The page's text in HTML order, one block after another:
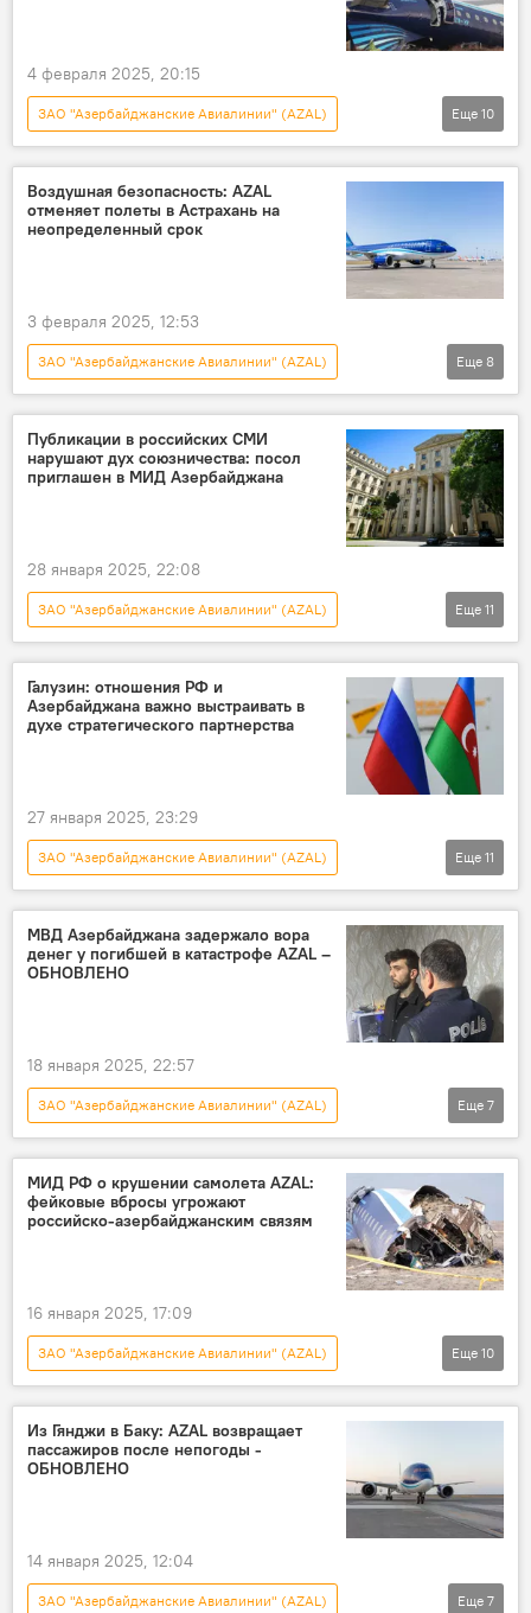
Джейхун Байрамов
МИД Азербайджана
МИД России
Министерство здравоохранения
TƏBİB
Генеральная прокуратура АР
Рамзан Кадыров
4 февраля 2025, 20:15
ЗАО "Азербайджанские Авиалинии" (AZAL)
Крушение самолета AZAL в Казахстане
Азербайджан
Россия
Казахстан
Самолет
Еще 10
Воздушная безопасность: AZAL
отменяет полеты в Астрахань на
неопределенный срок
3 февраля 2025, 12:53
ЗАО "Азербайджанские Авиалинии" (AZAL)
Новости
Азербайджан
Россия
Авиация
Пассажироперевозки
Баку
Астрахань Безопасность
Еще 8
Публикации в российских СМИ
нарушают дух союзничества: посол
приглашен в МИД Азербайджана
28 января 2025, 22:08
ЗАО "Азербайджанские Авиалинии" (AZAL)
Новости
Азербайджан
Россия
Посольство России в Азербайджане
посол России в Азербайджане Михаил Евдокимов
Русский дом
Декларация о союзническом взаимодействии
Еще 11
Галузин: отношения РФ и
Азербайджана важно выстраивать в
духе стратегического партнерства
27 января 2025, 23:29
ЗАО "Азербайджанские Авиалинии" (AZAL)
Новости
Азербайджан
Россия
МИД РФ
посол Азербайджана в России Рахман Мустафаев
СМИ
Еще 11
МВД Азербайджана задержало вора
денег у погибшей в катастрофе AZAL –
ОБНОВЛЕНО
18 января 2025, 22:57
ЗАО "Азербайджанские Авиалинии" (AZAL)
Новости
Азербайджан
авиакатастрофа
Мошенничество
Киберпреступность
МВД АР
Еще 7
МИД РФ о крушении самолета AZAL:
фейковые вбросы угрожают
российско-азербайджанским связям
16 января 2025, 17:09
ЗАО "Азербайджанские Авиалинии" (AZAL)
Новости
Азербайджан
Россия
Авиакатастрофа
Казахстан
Актау
Мария Захарова
МИД России
Еще 10
Из Гянджи в Баку: AZAL возвращает
пассажиров после непогоды -
ОБНОВЛЕНО
14 января 2025, 12:04
ЗАО "Азербайджанские Авиалинии" (AZAL)
Еще 7